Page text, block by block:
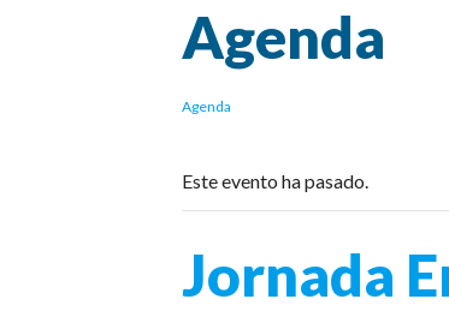
Agenda
Agenda
Este evento ha pasado.
Jornada